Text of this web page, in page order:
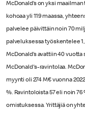
McDonald’s on yksi
kohoaa yli 119 maassa,
palvelee päivittäin noin 70
palveluksessa työskentelee
McDonald’s avattiin 40
McDonald's-ravintolaa.
myynti oli 274 M€ vuonna
%. Ravintoloista 57 eli noin
omistuksessa. Yrittäjiä on